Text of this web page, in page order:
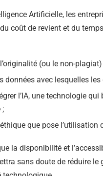
Artificielle, les
coût de revient et du
(ou le non-
données avec lesquelles
l’IA, une technologie
;
que pose l’utilisation
la disponibilité et
sans doute de réduire